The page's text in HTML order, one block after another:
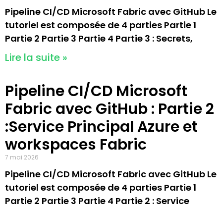
Pipeline CI/CD Microsoft Fabric avec GitHub Le
tutoriel est composée de 4 parties Partie 1
Partie 2 Partie 3 Partie 4 Partie 3 : Secrets,
Lire la suite »
Pipeline CI/CD Microsoft
Fabric avec GitHub : Partie 2
:Service Principal Azure et
workspaces Fabric
7 mai 2026
Pipeline CI/CD Microsoft Fabric avec GitHub Le
tutoriel est composée de 4 parties Partie 1
Partie 2 Partie 3 Partie 4 Partie 2 : Service